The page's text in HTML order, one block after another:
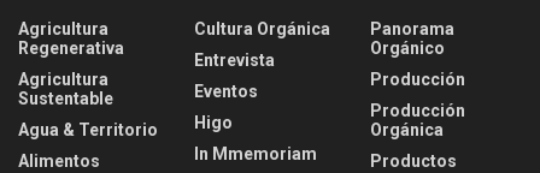
Agricultura
Regenerativa
Agricultura
Sustentable
Agua & Territorio
Alimentos
Cultura Orgánica
Entrevista
Eventos
Higo
In Mmemoriam
Panorama
Orgánico
Producción
Producción
Orgánica
Productos